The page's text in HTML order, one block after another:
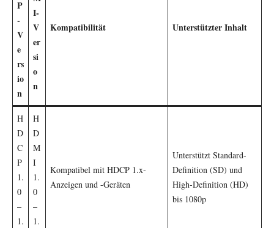
P
-
V
e
rs
io
n
I-
V
er
si
o
n
Kompatibilität Unterstützter Inhalt
H
D
C
P
1.
0
–
1.
H
D
M
I
1.
0
–
1.
Kompatibel mit HDCP 1.x-
Anzeigen und -Geräten
Unterstützt Standard-
Definition (SD) und
High-Definition (HD)
bis 1080p